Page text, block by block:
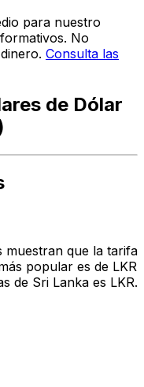
para nuestro
No
Consulta las
de Dólar
muestran que la tarifa
popular es de LKR
de Sri Lanka es LKR.